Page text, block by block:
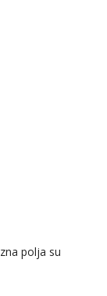
polja su